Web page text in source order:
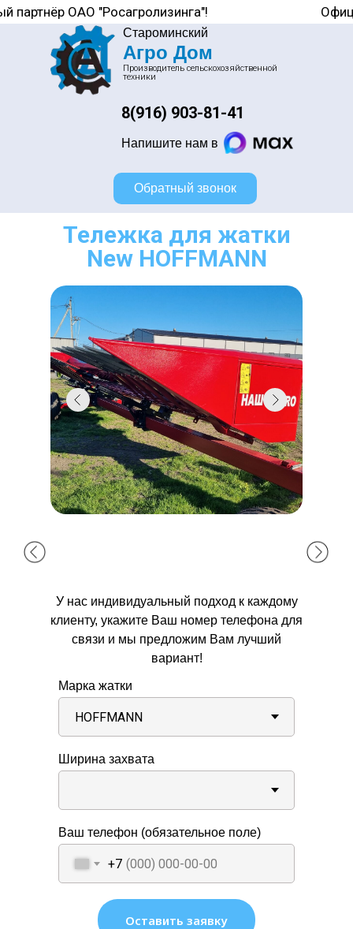
партнёр ОАО "Росагролизинга"!
Староминский
Напишите нам в
Агро Дом
Производитель сельскохозяйственной
техники
8(916) 903-81-41
Обратный звонок
Марка жатки
Ширина захвата
Ваш телефон (обязательное поле)
+7
Оставить заявку
У нас индивидуальный подход к каждому
клиенту, укажите Ваш номер телефона для
связи и мы предложим Вам лучший
вариант!
Тележка для жатки
New HOFFMANN